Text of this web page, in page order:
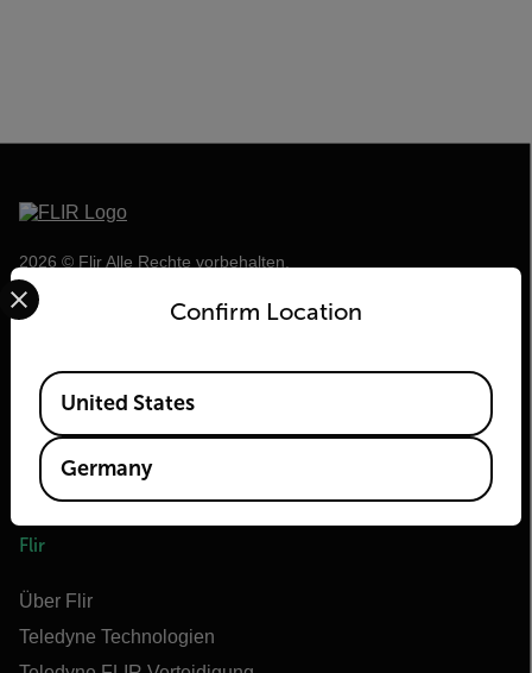
2026 © Flir Alle Rechte vorbehalten.
Flir
Über Flir
Teledyne Technologien
Confirm Location
Select your preferred country and language from the
Available Locations
United States
Germany